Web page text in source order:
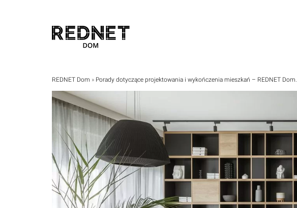
REDNET Dom » Porady dotyczące projektowania i wykończenia mieszkań – REDNET Dom.